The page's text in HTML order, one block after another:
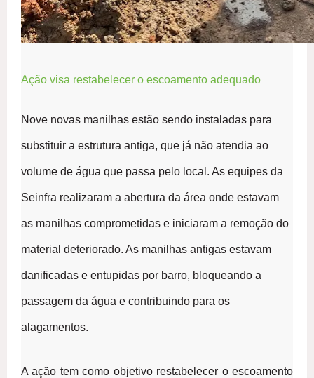
Ação visa restabelecer o escoamento adequado
Nove novas manilhas estão sendo instaladas para
substituir a estrutura antiga, que já não atendia ao
volume de água que passa pelo local. As equipes da
Seinfra realizaram a abertura da área onde estavam
as manilhas comprometidas e iniciaram a remoção do
material deteriorado. As manilhas antigas estavam
danificadas e entupidas por barro, bloqueando a
passagem da água e contribuindo para os
alagamentos.
A ação tem como objetivo restabelecer o escoamento